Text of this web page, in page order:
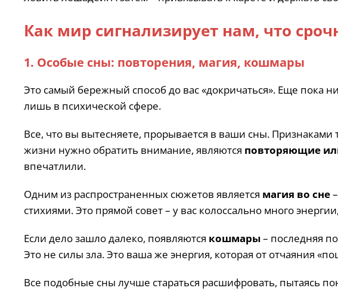
Как мир сигнализирует нам, что
1. Особые сны: повторения, магия, кошмары
Это самый бережный способ до вас «докричаться». Еще пока
лишь в психической сфере.
Все, что вы вытесняете, прорывается в ваши сны. Признаками
жизни нужно обратить внимание, являются повторяющие
впечатлили.
Одним из распространенных сюжетов является магия во сне
стихиями. Это прямой совет – у вас колоссально много
Если дело зашло далеко, появляются кошмары– последняя
Это не силы зла. Это ваша же энергия, которая от отчаяния
Все подобные сны лучше стараться расшифровать, пытаясь